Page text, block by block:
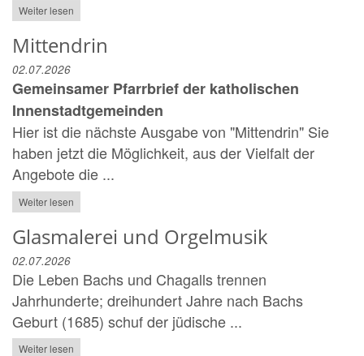
Weiter lesen
Mittendrin
02.07.2026
Gemeinsamer Pfarrbrief der katholischen
Innenstadtgemeinden
Hier ist die nächste Ausgabe von "Mittendrin" Sie
haben jetzt die Möglichkeit, aus der Vielfalt der
Angebote die ...
Weiter lesen
Glasmalerei und Orgelmusik
02.07.2026
Die Leben Bachs und Chagalls trennen
Jahrhunderte; dreihundert Jahre nach Bachs
Geburt (1685) schuf der jüdische ...
Weiter lesen